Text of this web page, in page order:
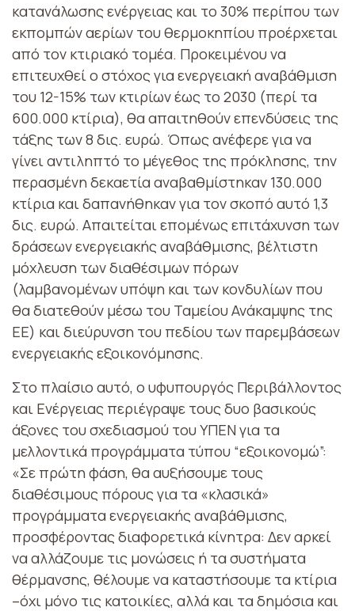
κατανάλωσης ενέργειας και το 30% περίπου των
εκπομπών αερίων του θερμοκηπίου προέρχεται
από τον κτιριακό τομέα. Προκειμένου να
επιτευχθεί ο στόχος για ενεργειακή αναβάθμιση
του 12-15% των κτιρίων έως το 2030 (περί τα
600.000 κτίρια), θα απαιτηθούν επενδύσεις της
τάξης των 8 δις. ευρώ. Όπως ανέφερε για να
γίνει αντιληπτό το μέγεθος της πρόκλησης, την
περασμένη δεκαετία αναβαθμίστηκαν 130.000
κτίρια και δαπανήθηκαν για τον σκοπό αυτό 1,3
δις. ευρώ. Απαιτείται επομένως επιτάχυνση των
δράσεων ενεργειακής αναβάθμισης, βέλτιστη
μόχλευση των διαθέσιμων πόρων
(λαμβανομένων υπόψη και των κονδυλίων που
θα διατεθούν μέσω του Ταμείου Ανάκαμψης της
ΕΕ) και διεύρυνση του πεδίου των παρεμβάσεων
ενεργειακής εξοικονόμησης.
Στο πλαίσιο αυτό, ο υφυπουργός Περιβάλλοντος
και Ενέργειας περιέγραψε τους δυο βασικούς
άξονες του σχεδιασμού του ΥΠΕΝ για τα
μελλοντικά προγράμματα τύπου “εξοικονομώ”:
«Σε πρώτη φάση, θα αυξήσουμε τους
διαθέσιμους πόρους για τα «κλασικά»
προγράμματα ενεργειακής αναβάθμισης,
προσφέροντας διαφορετικά κίνητρα: Δεν αρκεί
να αλλάζουμε τις μονώσεις ή τα συστήματα
θέρμανσης, θέλουμε να καταστήσουμε τα κτίρια
–όχι μόνο τις κατοικίες, αλλά και τα δημόσια και